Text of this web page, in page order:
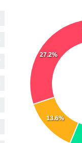
13.6%
27.2%